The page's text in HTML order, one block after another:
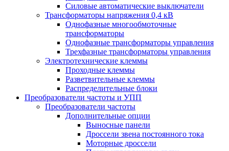
Силовые автоматические выключатели
Трансформаторы напряжения 0,4 кВ
Однофазные многообмоточные
трансформаторы
Однофазные трансформаторы управления
Трехфазные трансформаторы управления
Электротехнические клеммы
Проходные клеммы
Разветвительные клеммы
Распределительные блоки
Преобразователи частоты и УПП
Преобразователи частоты
Дополнительные опции
Выносные панели
Дроссели звена постоянного тока
Моторные дроссели